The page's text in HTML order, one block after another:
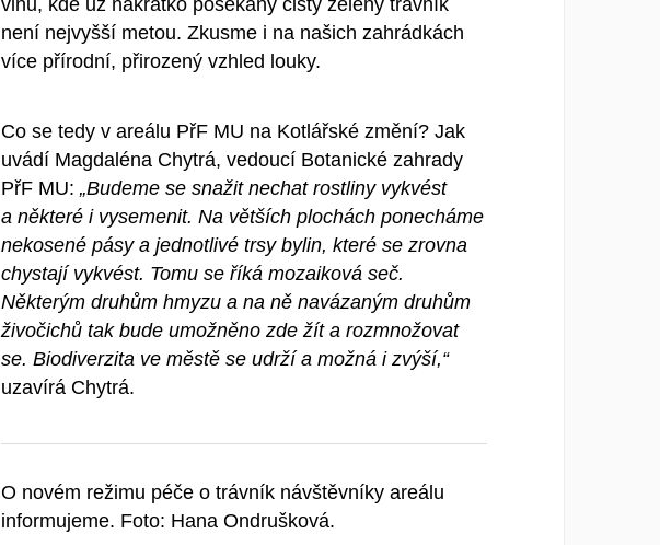
vlnu, kde už nakrátko posekaný čistý zelený trávník
není nejvyšší metou. Zkusme i na našich zahrádkách
více přírodní, přirozený vzhled louky.
Co se tedy v areálu PřF MU na Kotlářské změní? Jak
uvádí Magdaléna Chytrá, vedoucí Botanické zahrady
PřF MU: „Budeme se snažit nechat rostliny vykvést
a některé i vysemenit. Na větších plochách ponecháme
nekosené pásy a jednotlivé trsy bylin, které se zrovna
chystají vykvést. Tomu se říká mozaiková seč.
Některým druhům hmyzu a na ně navázaným druhům
živočichů tak bude umožněno zde žít a rozmnožovat
se. Biodiverzita ve městě se udrží a možná i zvýší,“
uzavírá Chytrá.
O novém režimu péče o trávník návštěvníky areálu
informujeme. Foto: Hana Ondrušková.